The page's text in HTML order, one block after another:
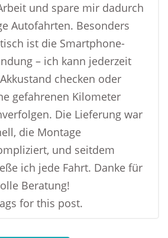
und spare mir dadurch
Autofahrten. Besonders
ist die Smartphone-
– ich kann jederzeit
checken oder
gefahrenen Kilometer
Die Lieferung war
die Montage
und seitdem
ich jede Fahrt. Danke für
Beratung!
for this post.